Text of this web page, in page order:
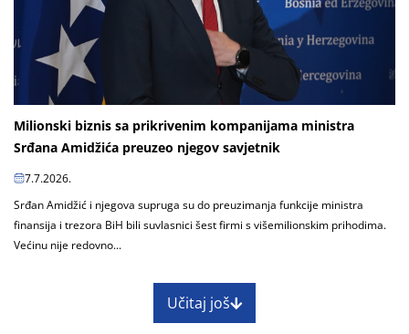
Milionski biznis sa prikrivenim kompanijama ministra
Srđana Amidžića preuzeo njegov savjetnik
7.7.2026.
Srđan Amidžić i njegova supruga su do preuzimanja funkcije ministra
finansija i trezora BiH bili suvlasnici šest firmi s višemilionskim prihodima.
Većinu nije redovno...
Učitaj još